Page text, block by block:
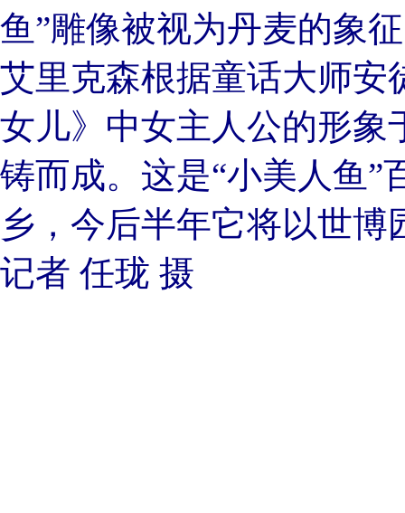
鱼”雕像被视为丹麦的象
艾里克森根据童话大师安
女儿》中女主人公的形象
铸而成。这是“小美人鱼”
乡，今后半年它将以世博
记者 任珑 摄